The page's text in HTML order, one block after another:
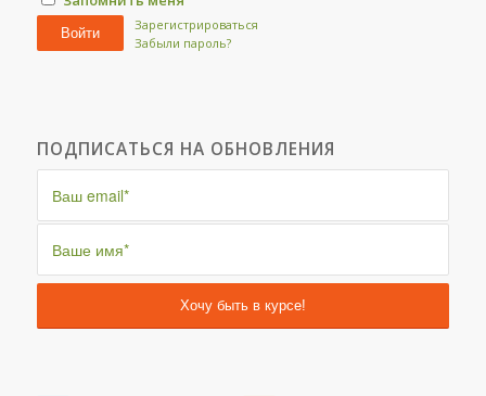
Войти
Зарегистрироваться
Забыли пароль?
ПОДПИСАТЬСЯ НА ОБНОВЛЕНИЯ